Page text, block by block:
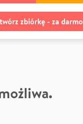
zbiórkę - za darmo